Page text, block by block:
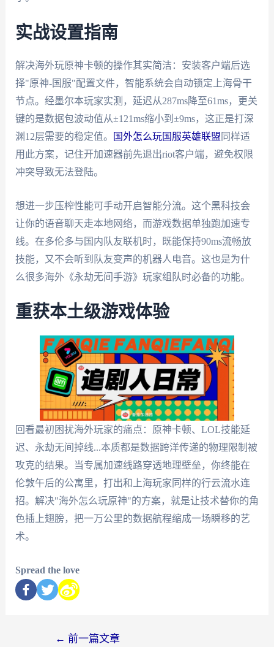
实战设置指南
解决海外玩原神卡顿的操作其实简洁：安装客户端后选
择"原神-国服"配置文件，智能系统会自动锁定上海骨干
节点。经墨尔本玩家实测，延迟从287ms降至61ms，更关
键的是数据包波动值从±121ms缩小到±9ms，这正是打深
渊12层需要的稳定值。
国外怎么玩国服英雄联盟 同样适
用此方案，记住开加速器前先退出riot客户端，避免权限
冲突导致无法登陆。
想进一步压榨性能可手动开启智能分流。这个黑科技会
让你的语音聊天走本地网络，而游戏数据单独跑加速专
线。在多伦多与国内队友联机时，既能保持90ms流畅放
技能，又不会听到队友变声的机器人电音。这也是为什
么很多海外《永劫无间手游》玩家组队时必备的功能。
重获本土级游戏体验
回看最初困扰海外玩家的痛点：原神卡顿、LOL技能延
迟、永劫无间掉线...本质都是数据跨洋传递的物理限制被
攻克的结果。当专属加速线路穿透地理壁垒，你终能在
伦敦午后的公寓里，打出和上海玩家同样的行云流水连
招。解决"海外怎么玩原神"的方案，就是让技术替你的角
色插上翅膀，把一万公里的数据航程缩成一场瞬移的艺
术。
Spread the love
← 前一篇文章